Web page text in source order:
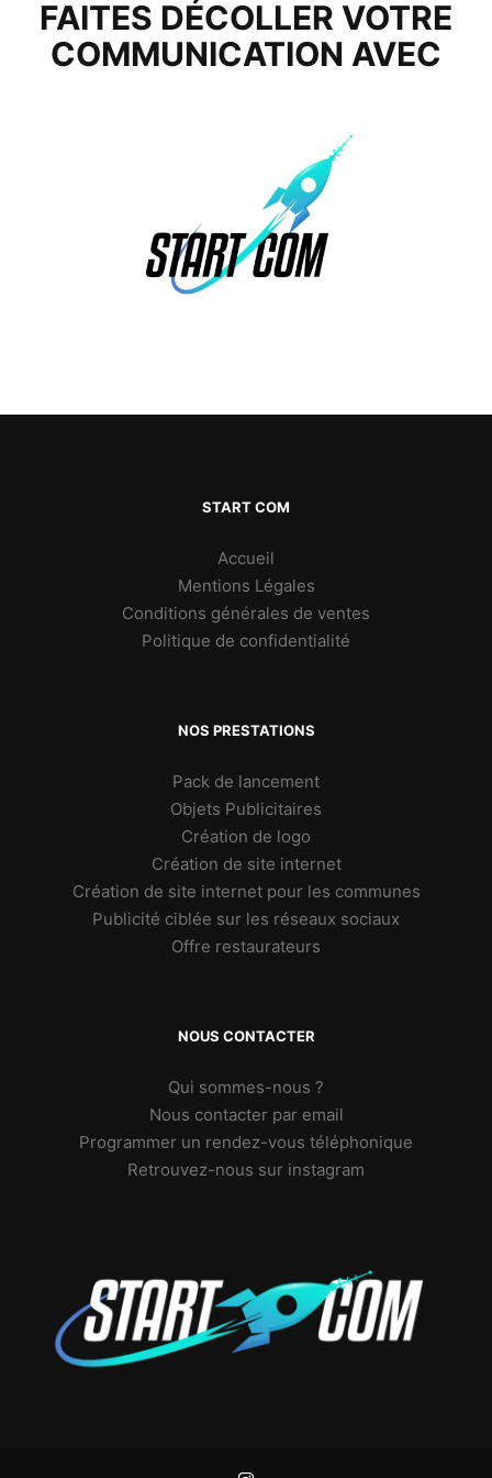
FAITES DÉCOLLER VOTRE
COMMUNICATION AVEC
START COM
Accueil
Mentions Légales
Conditions générales de ventes
Politique de confidentialité
NOS PRESTATIONS
Pack de lancement
Objets Publicitaires
Création de logo
Création de site internet
Création de site internet pour les communes
Publicité ciblée sur les réseaux sociaux
Offre restaurateurs
NOUS CONTACTER
Qui sommes-nous ?
Nous contacter par email
Programmer un rendez-vous téléphonique
Retrouvez-nous sur instagram